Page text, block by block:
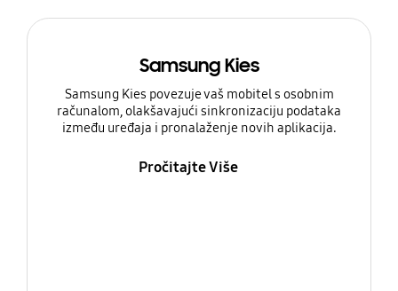
Samsung Kies
Samsung Kies povezuje vaš mobitel s osobnim
računalom, olakšavajući sinkronizaciju podataka
između uređaja i pronalaženje novih aplikacija.
Pročitajte Više